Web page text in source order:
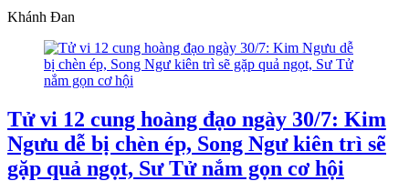
Khánh Đan
Tử vi 12 cung hoàng đạo ngày 30/7: Kim
Ngưu dễ bị chèn ép, Song Ngư kiên trì sẽ
gặp quả ngọt, Sư Tử nắm gọn cơ hội